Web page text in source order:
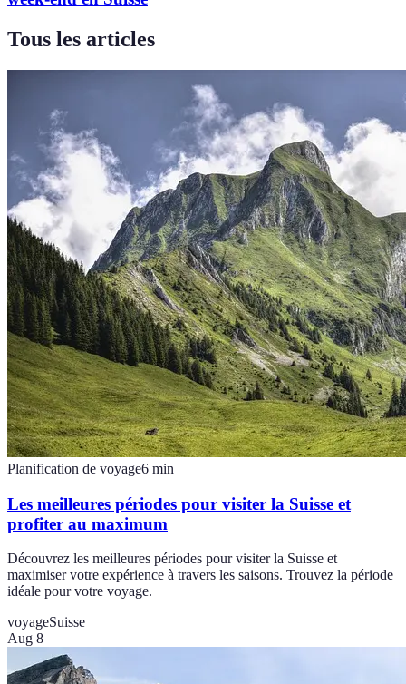
Tous les articles
Planification de voyage6 min
Les meilleures périodes pour visiter la Suisse et
profiter au maximum
Découvrez les meilleures périodes pour visiter la Suisse et
maximiser votre expérience à travers les saisons. Trouvez la période
idéale pour votre voyage.
voyageSuisse
Aug 8